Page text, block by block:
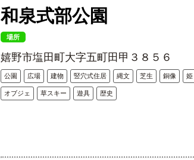
和泉式部公園
場所
嬉野市塩田町大字五町田甲３８５６
公園 広場 建物 竪穴式住居 縄文 芝生 銅像 姫
オブジェ 草スキー 遊具 歴史